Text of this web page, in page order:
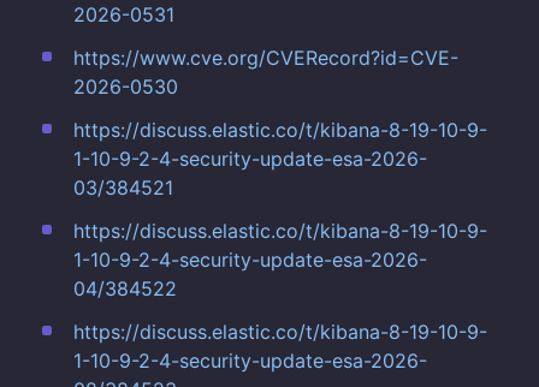
2026-0531
https://www.cve.org/CVERecord?id=CVE-
2026-0530
https://discuss.elastic.co/t/kibana-8-19-10-9-
1-10-9-2-4-security-update-esa-2026-
03/384521
https://discuss.elastic.co/t/kibana-8-19-10-9-
1-10-9-2-4-security-update-esa-2026-
04/384522
https://discuss.elastic.co/t/kibana-8-19-10-9-
1-10-9-2-4-security-update-esa-2026-